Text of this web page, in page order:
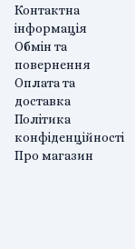
Контактна
інформація
Обмін та
повернення
Оплата та
доставка
Політика
конфіденційності
Про магазин